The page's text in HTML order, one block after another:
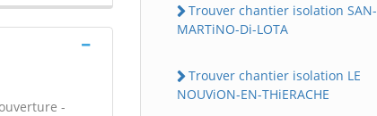
-
Trouver chantier isolation SAN-
MARTiNO-Di-LOTA
Trouver chantier isolation LE
NOUViON-EN-THiERACHE